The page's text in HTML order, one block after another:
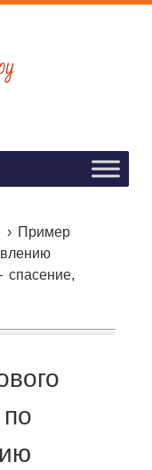
› Пример
спасение,